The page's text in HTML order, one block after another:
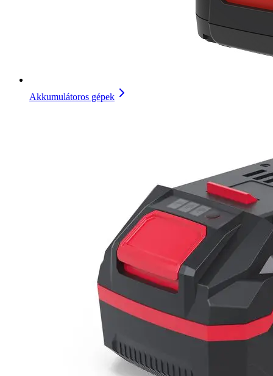
Akkumulátoros gépek